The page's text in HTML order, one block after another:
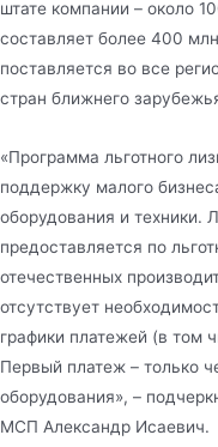
штате компании – около
составляет более 400
поставляется во все
стран ближнего
«Программа льготного
поддержку малого
оборудования и техники.
предоставляется по
отечественных
отсутствует
графики платежей (в том
Первый платеж – только
оборудования», –
МСП Александр Исаевич.